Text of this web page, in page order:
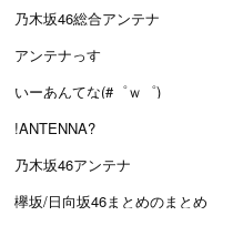
乃木坂46総合アンテナ
アンテナっす
いーあんてな(#゜ｗ゜)
!ANTENNA?
乃木坂46アンテナ
欅坂/日向坂46まとめのまとめ